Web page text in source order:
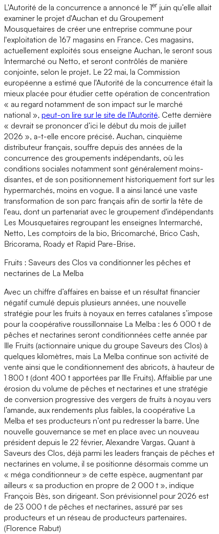
L'Autorité de la concurrence a annoncé le 1er juin qu’elle allait
examiner le projet d'Auchan et du Groupement
Mousquetaires de créer une entreprise commune pour
l'exploitation de 167 magasins en France. Ces magasins,
actuellement exploités sous enseigne Auchan, le seront sous
Intermarché ou Netto, et seront contrôlés de manière
conjointe, selon le projet. Le 22 mai, la Commission
européenne a estimé que l'Autorité de la concurrence était la
mieux placée pour étudier cette opération de concentration
« au regard notamment de son impact sur le marché
national », peut-on lire sur le site de l'Autorité. Cette dernière
« devrait se prononcer d’ici le début du mois de juillet
2026 », a-t-elle encore précisé. Auchan, cinquième
distributeur français, souffre depuis des années de la
concurrence des groupements indépendants, où les
conditions sociales notamment sont généralement moins-
disantes, et de son positionnement historiquement fort sur les
hypermarchés, moins en vogue. Il a ainsi lancé une vaste
transformation de son parc français afin de sortir la tête de
l'eau, dont un partenariat avec le groupement d'indépendants
Les Mousquetaires regroupant les enseignes Intermarché,
Netto, Les comptoirs de la bio, Bricomarché, Brico Cash,
Bricorama, Roady et Rapid Pare-Brise.
Fruits : Saveurs des Clos va conditionner les pêches et
nectarines de La Melba
Avec un chiffre d’affaires en baisse et un résultat financier
négatif cumulé depuis plusieurs années, une nouvelle
stratégie pour les fruits à noyaux en terres catalanes s’impose
pour la coopérative roussillonnaise La Melba : les 6 000 t de
pêches et nectarines seront conditionnées cette année par
Ille Fruits (actionnaire unique du groupe Saveurs des Clos) à
quelques kilomètres, mais La Melba continue son activité de
vente ainsi que le conditionnement des abricots, à hauteur de
1 800 t (dont 400 t apportées par Ille Fruits). Affaiblie par une
érosion du volume de pêches et nectarines et une stratégie
de conversion progressive des vergers de fruits à noyau vers
l’amande, aux rendements plus faibles, la coopérative La
Melba et ses producteurs n’ont pu redresser la barre. Une
nouvelle gouvernance se met en place avec un nouveau
président depuis le 22 février, Alexandre Vargas. Quant à
Saveurs des Clos, déjà parmi les leaders français de pêches et
nectarines en volume, il se positionne désormais comme un
« méga conditionneur » de cette espèce, augmentant par
ailleurs « sa production en propre de 2 000 t », indique
François Bès, son dirigeant. Son prévisionnel pour 2026 est
de 23 000 t de pêches et nectarines, assuré par ses
producteurs et un réseau de producteurs partenaires.
(Florence Rabut)